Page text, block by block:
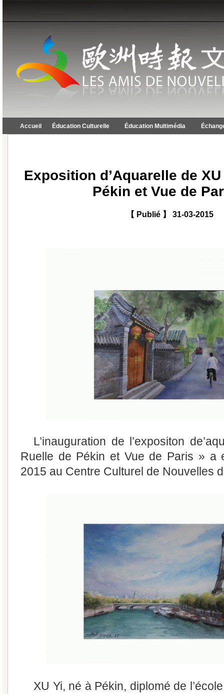
Accueil Éducation Culturelle Éducation Multimédia
Exposition d’Aquarelle de
Pékin et Vue de
【 Publié 】 31-03-2015
L’inauguration de l’expositon
Ruelle de Pékin et Vue de Paris » a
2015 au Centre Culturel de Nouvelles
XU Yi, né à Pékin, diplomé de